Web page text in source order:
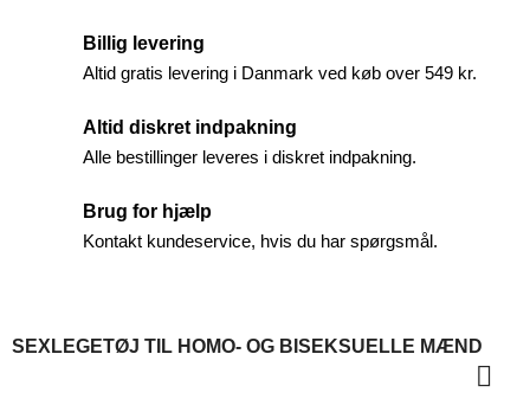
Billig levering
Altid gratis levering i Danmark ved køb over 549 kr.
Altid diskret indpakning
Alle bestillinger leveres i diskret indpakning.
Brug for hjælp
Kontakt kundeservice, hvis du har spørgsmål.
SEXLEGETØJ TIL HOMO- OG BISEKSUELLE MÆND
